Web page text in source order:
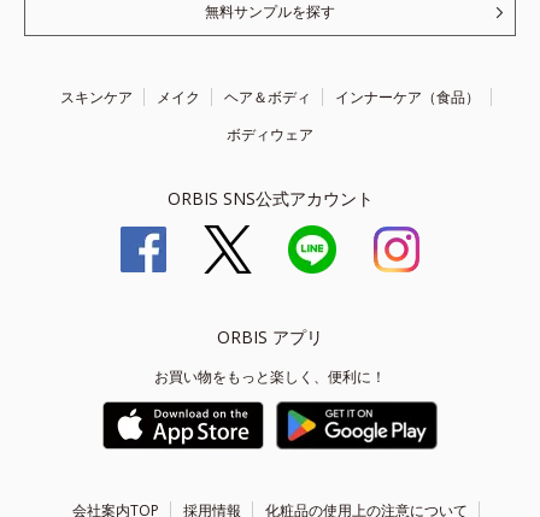
無料サンプルを探す
スキンケア メイク ヘア＆ボディ
インナーケア（食品）
ボディウェア
ORBIS SNS公式アカウント
ORBIS アプリ
お買い物をもっと楽しく、便利に！
会社案内TOP 採用情報 化粧品の使用上の注意について